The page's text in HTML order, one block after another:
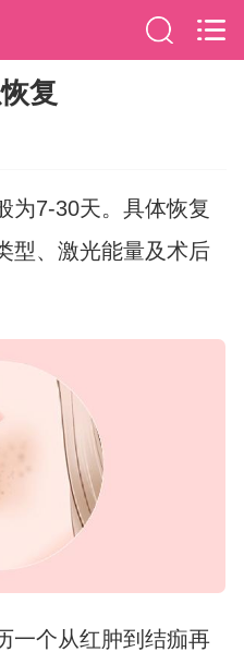
复
为7-30天。具体恢复
型、激光能量及术后
一个从红肿到结痂再